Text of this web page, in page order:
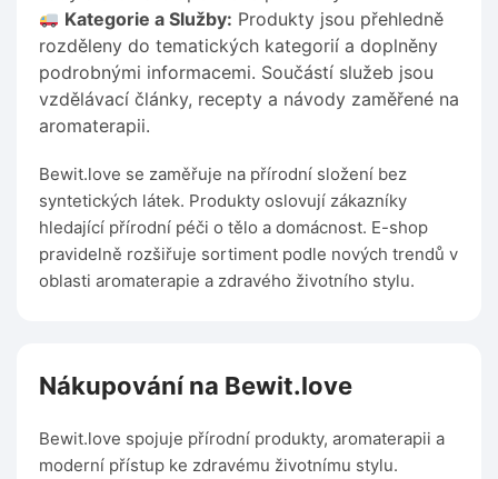
Kategorie a Služby: Produkty jsou přehledně
rozděleny do tematických kategorií a doplněny
podrobnými informacemi. Součástí služeb jsou
vzdělávací články, recepty a návody zaměřené na
aromaterapii.
Bewit.love se zaměřuje na přírodní složení bez
syntetických látek. Produkty oslovují zákazníky
hledající přírodní péči o tělo a domácnost. E-shop
pravidelně rozšiřuje sortiment podle nových trendů v
oblasti aromaterapie a zdravého životního stylu.
Nákupování na Bewit.love
Bewit.love spojuje přírodní produkty, aromaterapii a
moderní přístup ke zdravému životnímu stylu.